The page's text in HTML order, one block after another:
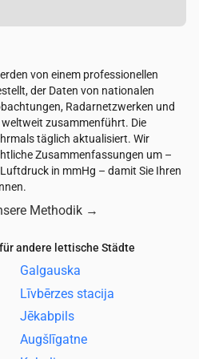
von einem professionellen
der Daten von nationalen
Radarnetzwerken und
zusammenführt. Die
täglich aktualisiert. Wir
Zusammenfassungen um –
in mmHg – damit Sie Ihren
Methodik →
andere lettische Städte
Galgauska
Līvbērzes stacija
Jēkabpils
Augšlīgatne